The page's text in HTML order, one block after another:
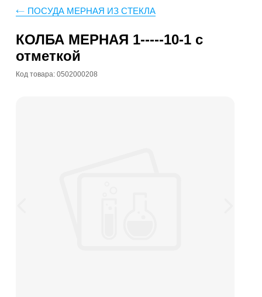
ПОСУДА МЕРНАЯ ИЗ СТЕКЛА
КОЛБА МЕРНАЯ 1-----10-1 с
отметкой
Код товара: 0502000208